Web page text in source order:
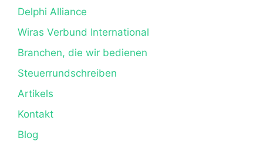
Delphi Alliance
Wiras Verbund International
Branchen, die wir bedienen
Steuerrundschreiben
Artikels
Kontakt
Blog